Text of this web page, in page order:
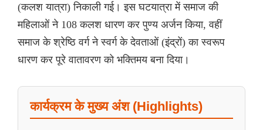
(कलश यात्रा) निकाली गई। इस घटयात्रा में समाज की
महिलाओं ने 108 कलश धारण कर पुण्य अर्जन किया, वहीं
समाज के श्रेष्ठि वर्ग ने स्वर्ग के देवताओं (इंद्रों) का स्वरूप
धारण कर पूरे वातावरण को भक्तिमय बना दिया।
कार्यक्रम के मुख्य अंश (Highlights)